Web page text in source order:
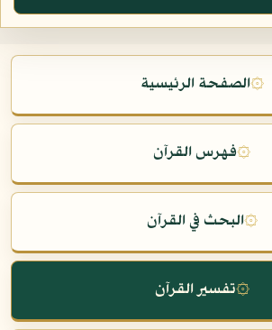
۞الصفحة الرئيسية
۞فهرس القرآن
۞البحث في القرآن
۞تفسير القرآن